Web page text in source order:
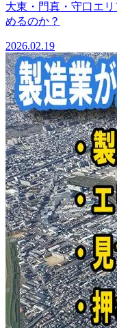
大東・門真・守口エ
めるのか？
2026.02.19